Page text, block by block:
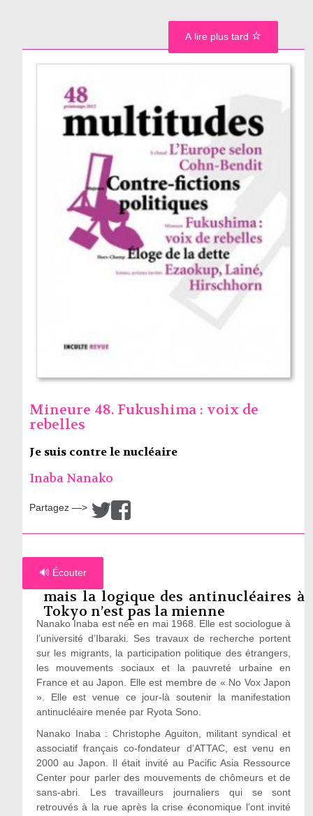
Mineure 48. Fukushima : voix de
rebelles
Je suis contre le nucléaire
Inaba Nanako
Partagez —> /
🔊 Écouter
mais la logique des antinucléaires à
Tokyo n’est pas la mienne
Nanako Inaba est née en mai 1968. Elle est sociologue à
l’université d’Ibaraki. Ses travaux de recherche portent
sur les migrants, la participation politique des étrangers,
les mouvements sociaux et la pauvreté urbaine en
France et au Japon. Elle est membre de « No Vox Japon
». Elle est venue ce jour-là soutenir la manifestation
antinucléaire menée par Ryota Sono.
Nanako Inaba : Christophe Aguiton, militant syndical et
associatif français co-fondateur d’ATTAC, est venu en
2000 au Japon. Il était invité au Pacific Asia Ressource
Center pour parler des mouvements de chômeurs et de
sans-abri. Les travailleurs journaliers qui se sont
retrouvés à la rue après la crise économique l’ont invité
A lire plus tard